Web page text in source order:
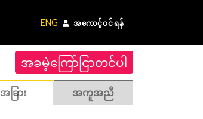
ENG အကောင့်ဝင်ရန်
အခမဲ့ကြော်ငြာတင်ပါ
အခြား အကူအညီ